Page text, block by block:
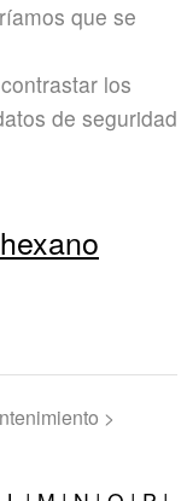
que se
los
de seguridad
>